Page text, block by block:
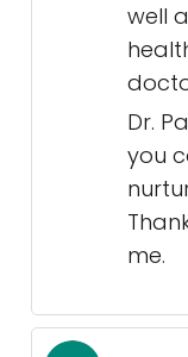
well
Dr.
you
me.